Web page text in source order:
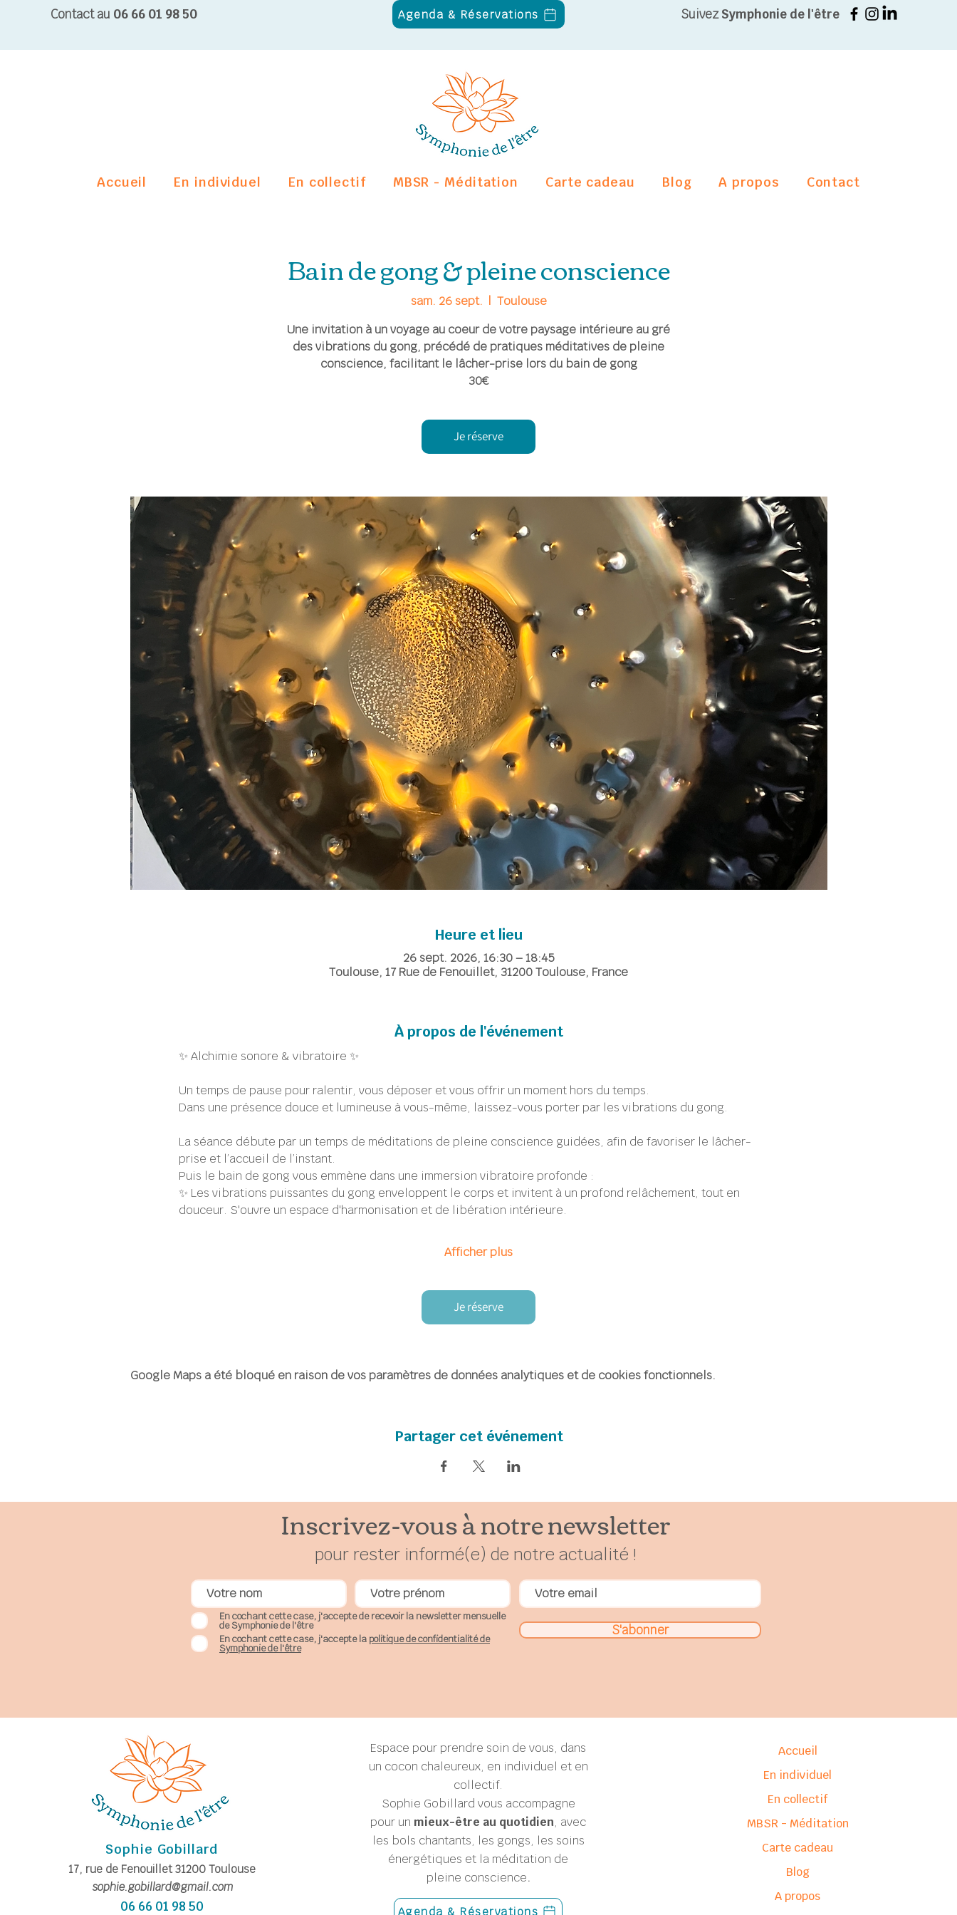
Agenda & Réservations
Contact au 06 66 01 98 50 SuivezSymphonie de l'être
Accueil En individuel En collectif MBSR - Méditation Carte cadeau Blog A propos Contact
Bain de gong & pleine conscience
sam. 26 sept.
  |
Toulouse
Une invitation à un voyage au coeur de votre paysage intérieure au gré
des vibrations du gong, précédé de pratiques méditatives de pleine
conscience, facilitant le lâcher-prise lors du bain de gong
30€
Je réserve
Heure et lieu
26 sept. 2026, 16:30 – 18:45
Toulouse, 17 Rue de Fenouillet, 31200 Toulouse, France
À propos de l'événement
✨ Alchimie sonore & vibratoire ✨
Un temps de pause pour ralentir, vous déposer et vous offrir un moment hors du temps.
Dans une présence douce et lumineuse à vous-même, laissez-vous porter par les vibrations du gong.
La séance débute par un temps de méditations de pleine conscience guidées, afin de favoriser le lâcher-
prise et l’accueil de l’instant.
Puis le bain de gong vous emmène dans une immersion vibratoire profonde :
✨ Les vibrations puissantes du gong enveloppent le corps et invitent à un profond relâchement, tout en
douceur. S'ouvre un espace d'harmonisation et de libération intérieure.
Afficher plus
Je réserve
Google Maps a été bloqué en raison de vos paramètres de données analytiques et de cookies fonctionnels.
Partager cet événement
Inscrivez-vous à notre newsletter
pour resterinformé(e) de notre actualité !
En cochant cette case, j'accepte de recevoir la newsletter mensuelle
de Symphonie de l'être
En cochant cette case, j'accepte la politique de confidentialité de
Symphonie de l'être
S'abonner
Sophie Gobillard
17, rue de Fenouillet 31200Toulouse
sophie.gobillard@gmail.com
06 66 01 98 50
Espace pour prendre soin de vous, dans
un cocon chaleureux, en individuel et en
collectif.
Sophie Gobillard vous accompagne
pour un mieux-être au quotidien, avec
les bols chantants, les gongs, les soins
énergétiques et la méditation de
pleine conscience.
Agenda & Réservations
Accueil
En individuel
En collectif
MBSR - Méditation
Carte cadeau
Blog
A propos